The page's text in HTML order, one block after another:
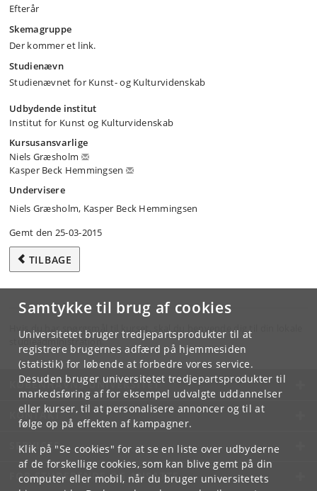
Samtykke til brug af cookies
Universitetet bruger tredjepartsprodukter til at
registrere brugernes adfærd på hjemmesiden
(statistik) for løbende at forbedre vores service.
Desuden bruger universitetet tredjepartsprodukter til
markedsføring af for eksempel udvalgte uddannelser
eller kurser, til at personalisere annoncer og til at
følge op på effekten af kampagner.
Klik på "Se cookies" for at se en liste over udbyderne
af de forskellige cookies, som kan blive gemt på din
computer eller mobil, når du bruger universitetets
Efterår
Skemagruppe
Der kommer et link.
Studienævn
Studienævnet for Kunst- og Kulturvidenskab
Udbydende institut
Institut for Kunst og Kulturvidenskab
Kursusansvarlige
Niels Græsholm
Kasper Beck Hemmingsen
Undervisere
Niels Græsholm, Kasper Beck Hemmingsen
Gemt den 25-03-2015
TILBAGE
Hvis du har spørgsmål til kurset, skal du henvende dig til din lokale
studieadministration.
KØBENHAVNS UNIVERSITET
KONTAKT
SERVICES
FOR STUDERENDE OG ANSATTE